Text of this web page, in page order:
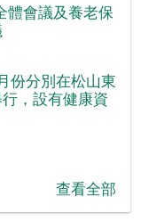
體會議及養老保
份分別在松山東
，設有健康資
查看全部